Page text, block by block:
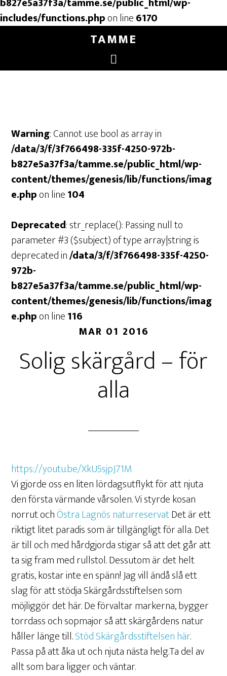
includes/functions.phpon line6170
TAMME
Warning: Cannot use bool as array in
/data/3/f/3f766498-335f-4250-972b-
b827e5a37f3a/tamme.se/public_html/wp-
content/themes/genesis/lib/functions/imag
e.phpon line104
Deprecated: str_replace(): Passing null to
parameter #3 ($subject) of type array|string is
deprecated in/data/3/f/3f766498-335f-4250-
972b-
b827e5a37f3a/tamme.se/public_html/wp-
content/themes/genesis/lib/functions/imag
e.phpon line116
MAR 01 2016
Solig skärgård – för
alla
https://youtu.be/XkU5sjpJ71M
Vi gjorde oss en liten lördagsutflykt för att njuta
den första värmande vårsolen. Vi styrde kosan
norrut ochÖstra Lagnös naturreservatDet är ett
riktigt litet paradis som är tillgängligt för alla. Det
är till och med hårdgjorda stigar så att det går att
ta sig fram med rullstol. Dessutom är det helt
gratis, kostar inte en spänn! Jag vill ändå slå ett
slag för att stödja Skärgårdsstiftelsen som
möjliggör det här. De förvaltar markerna, bygger
torrdass och sopmajor så att skärgårdens natur
håller länge till.Stöd Skärgårdsstiftelsen här.
Passa på att åka ut och njuta nästa helg.Ta del av
allt som bara ligger och väntar.